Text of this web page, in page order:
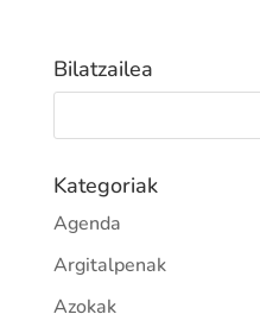
Bilatzailea
Kategoriak
Agenda
Argitalpenak
Azokak